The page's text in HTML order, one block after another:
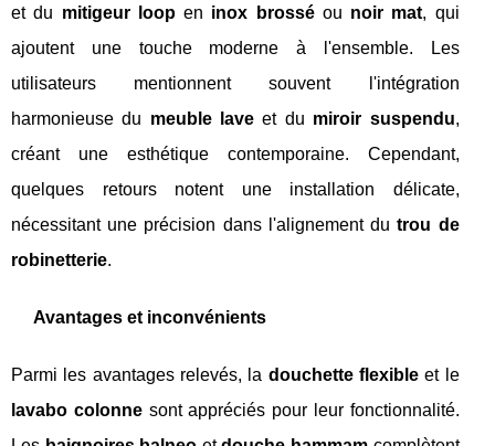
et du mitigeur loopen inox brosséou noir mat, qui
ajoutent une touche moderne à l'ensemble. Les
utilisateurs mentionnent souvent l'intégration
harmonieuse du meuble lave et du miroir suspendu,
créant une esthétique contemporaine. Cependant,
quelques retours notent une installation délicate,
nécessitant une précision dans l'alignement dutrou de
robinetterie.
Avantages et inconvénients
Parmi les avantages relevés, la douchette flexibleet le
lavabo colonnesont appréciés pour leur fonctionnalité.